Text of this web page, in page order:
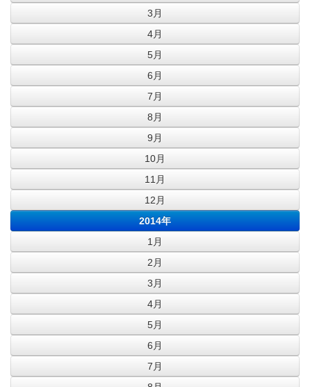
3月
4月
5月
6月
7月
8月
9月
10月
11月
12月
2014年
1月
2月
3月
4月
5月
6月
7月